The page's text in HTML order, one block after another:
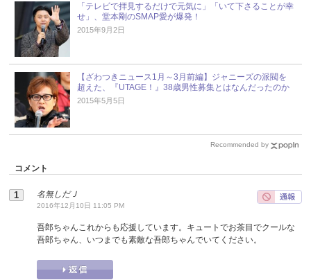
「テレビで拝見するだけで元気に」「いて下さることが幸
せ」、堂本剛のSMAP愛が爆発！
2015年9月2日
【ざわつきニュース1月～3月前編】ジャニーズの派閥を
超えた、『UTAGE！』38歳男性募集とはなんだったのか
2015年5月5日
Recommended by
コメント
名無しだＪ
2016年12月10日 11:05 PM
吾郎ちゃんこれからも応援しています。キュートでお茶目でクールな
吾郎ちゃん、いつまでも素敵な吾郎ちゃんでいてください。